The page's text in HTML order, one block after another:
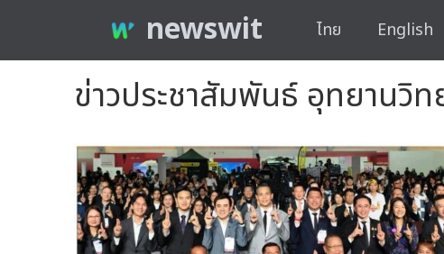
newswit ไทย English
ข่าวประชาสัมพันธ์ อุทยานวิ